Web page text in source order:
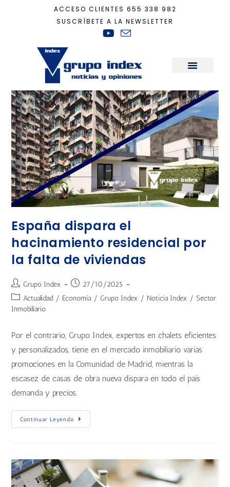
ACCESO CLIENTES 655 338 982
SUSCRÍBETE A LA NEWSLETTER
sector inmobiliario
España dispara el
hacinamiento residencial por
la falta de viviendas
Grupo Index
27/10/2025
Actualidad / Economía / Grupo Index / Noticia Index / Sector
Inmobiliario
Por el contrario, Grupo Index, expertos en chalets eficientes
y personalizados, tiene en el mercado inmobiliario varias
promociones en la Comunidad de Madrid, mientras la
escasez de casas de obra nueva dispara en todo el país
demanda y precios.
Continuar Leyendo